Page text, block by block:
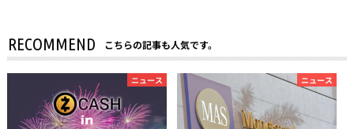
RECOMMEND こちらの記事も人気です。
ニュース ニュース